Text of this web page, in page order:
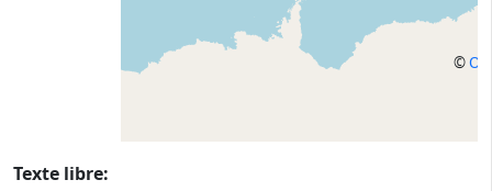
©
Texte libre: